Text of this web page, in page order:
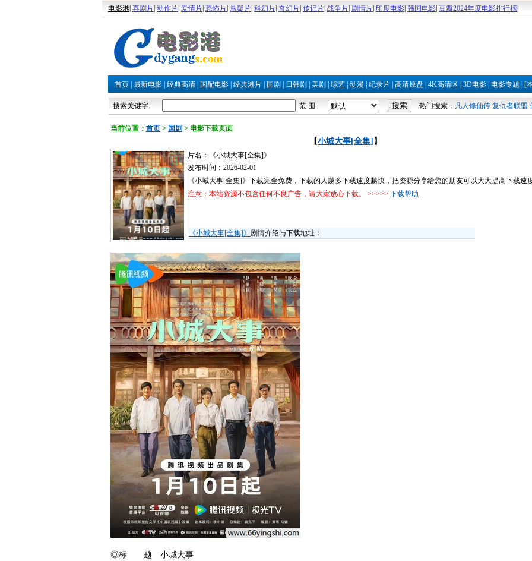
电影港 喜剧片 动作片 爱情片 恐怖片 悬疑片 科幻片 奇幻片 传记片 战争片 剧情片 印度电影 韩国电影 豆瓣2024年度电影排行榜
首页 最新电影 经典高清 国配电影 经典港片 国剧 日韩剧 美剧 综艺 动漫 纪录片 高清原盘 4K高清区 3D电影 电影专题 [
搜索关键字: 范 围: 热门搜索： 凡人修仙传 复仇者联盟
当前位置： 首页 > 国剧 > 电影下载页面
【小城大事[全集] 】
片名：《小城大事[全集]》
发布时间：2026-02-01
《小城大事[全集]》下载完全免费，下载的人越多下载速度越快，把资源分享给您的朋友可以大大提高下载速度
注意：本站资源不包含任何不良广告，请大家放心下载。 >>>>> 下载帮助
《小城大事[全集]》 剧情介绍与下载地址：
◎标 题 小城大事